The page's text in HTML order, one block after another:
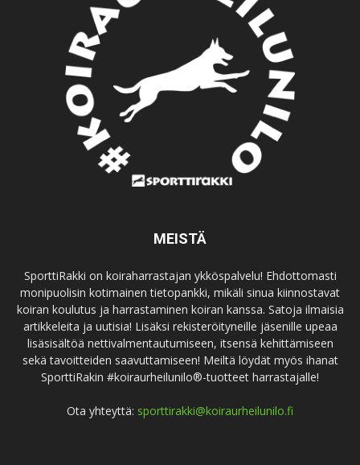
MEISTÄ
SporttiRakki on koiraharrastajan ykköspalvelu! Ehdottomasti
monipuolisin kotimainen tietopankki, mikäli sinua kiinnostavat
koiran koulutus ja harrastaminen koiran kanssa. Satoja ilmaisia
artikkeleita ja uutisia! Lisäksi rekisteröityneille jäsenille upeaa
lisäsisältöä nettivalmentautumiseen, itsensä kehittämiseen
sekä tavoitteiden saavuttamiseen! Meiltä löydät myös ihanat
SporttiRakin #koiraurheilunilo®-tuotteet harrastajalle!
Ota yhteyttä: sporttirakki@koiraurheilunilo.fi